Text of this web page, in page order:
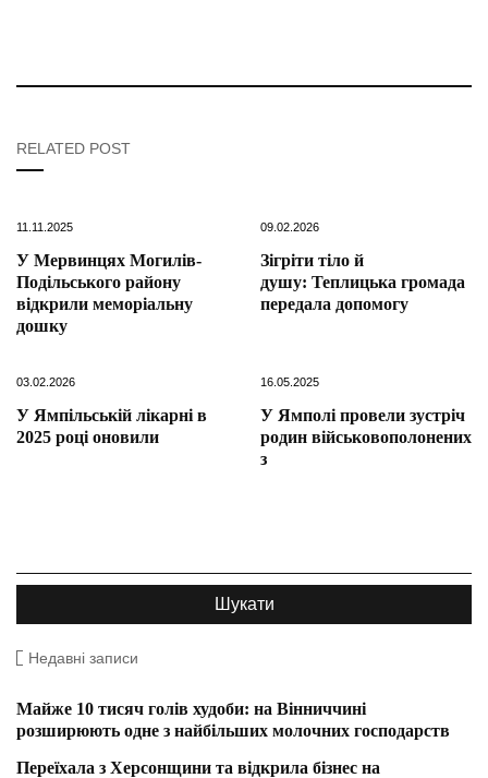
RELATED POST
11.11.2025
У Мервинцях Могилів-
Подільського району
відкрили меморіальну
дошку
09.02.2026
Зігріти тіло й
душу: Теплицька громада
передала допомогу
03.02.2026
У Ямпільській лікарні в
2025 році оновили
16.05.2025
У Ямполі провели зустріч
родин військовополонених
з
Недавні записи
Майже 10 тисяч голів худоби: на Вінниччині
розширюють одне з найбільших молочних господарств
Переїхала з Херсонщини та відкрила бізнес на